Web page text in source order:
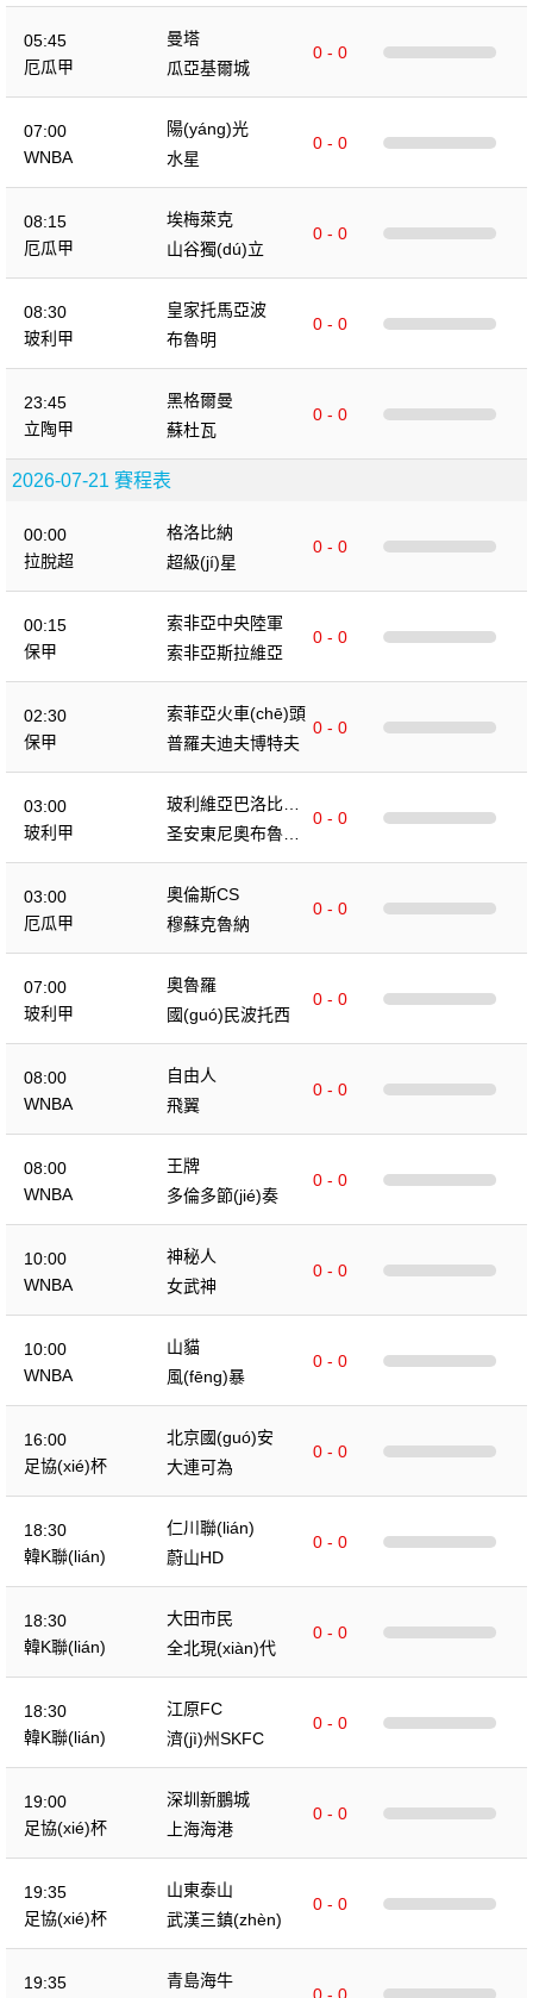
05:45
厄瓜甲
曼塔
0 - 0
瓜亞基爾城
07:00
WNBA
陽(yáng)光
0 - 0
水星
08:15
厄瓜甲
埃梅萊克
0 - 0
山谷獨(dú)立
08:30
玻利甲
皇家托馬亞波
0 - 0
布魯明
23:45
立陶甲
黑格爾曼
0 - 0
蘇杜瓦
2026-07-21 賽程表
00:00
拉脫超
格洛比納
0 - 0
超級(jí)星
00:15
保甲
索非亞中央陸軍
0 - 0
索非亞斯拉維亞
02:30
保甲
索菲亞火車(chē)頭
0 - 0
普羅夫迪夫博特夫
03:00
玻利甲
玻利維亞巴洛比學
(xué)院
0 - 0
圣安東尼奧布魯布
魯
03:00
厄瓜甲
奧倫斯CS
0 - 0
穆蘇克魯納
07:00
玻利甲
奧魯羅
0 - 0
國(guó)民波托西
08:00
WNBA
自由人
0 - 0
飛翼
08:00
WNBA
王牌
0 - 0
多倫多節(jié)奏
10:00
WNBA
神秘人
0 - 0
女武神
10:00
WNBA
山貓
0 - 0
風(fēng)暴
16:00
足協(xié)杯
北京國(guó)安
0 - 0
大連可為
18:30
韓K聯(lián)
仁川聯(lián)
0 - 0
蔚山HD
18:30
韓K聯(lián)
大田市民
0 - 0
全北現(xiàn)代
18:30
韓K聯(lián)
江原FC
0 - 0
濟(jì)州SKFC
19:00
足協(xié)杯
深圳新鵬城
0 - 0
上海海港
19:35
足協(xié)杯
山東泰山
0 - 0
武漢三鎮(zhèn)
19:35
青島海牛
0 - 0